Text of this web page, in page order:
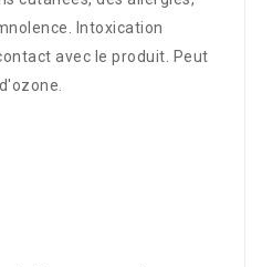
Intoxication
avec le produit. Peut